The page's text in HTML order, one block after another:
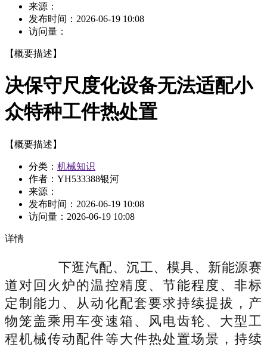
来源：
发布时间： 2026-06-19 10:08
访问量：
【概要描述】
决保守尺度化设备无法适配小
众特种工件热处置
【概要描述】
分类： 机械知识
作者：YH533388银河
来源：
发布时间： 2026-06-19 10:08
访问量： 2026-06-19 10:08
详情
下逛汽配、沉工、模具、新能源赛
道对回火炉的温控精度、节能程度、非标
定制能力、从动化配套要求持续提拔，产
物笼盖乘用车变速箱、风电齿轮、大型工
程机械传动配件等大件热处置场景，持续